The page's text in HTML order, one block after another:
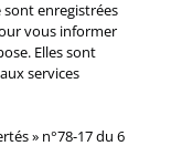
sont enregistrées
vous informer
Elles sont
services
» n°78-17 du 6